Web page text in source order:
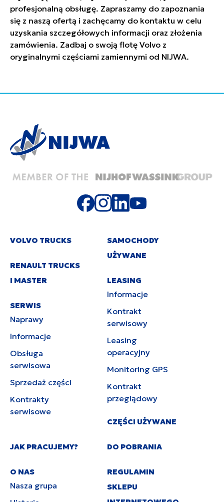
profesjonalną obsługę. Zapraszamy do zapoznania
się z naszą ofertą i zachęcamy do kontaktu w celu
uzyskania szczegółowych informacji oraz złożenia
zamówienia. Zadbaj o swoją flotę Volvo z
oryginalnymi częściami zamiennymi od NIJWA.
VOLVO TRUCKS
RENAULT TRUCKS
I MASTER
SERWIS
Naprawy
Informacje
Obsługa
serwisowa
Sprzedaż części
Kontrakty
serwisowe
SAMOCHODY
UŻYWANE
LEASING
Informacje
Kontrakt
serwisowy
Leasing
operacyjny
Monitoring GPS
Kontrakt
przeglądowy
CZĘŚCI UŻYWANE
JAK PRACUJEMY?
O NAS
Nasza grupa
DO POBRANIA
REGULAMIN
SKLEPU